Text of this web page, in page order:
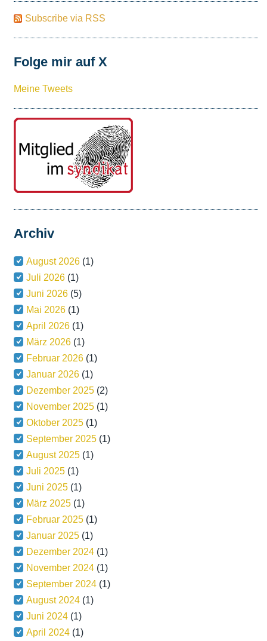
Subscribe via RSS
Folge mir auf X
Meine Tweets
Archiv
August 2026 (1)
Juli 2026 (1)
Juni 2026 (5)
Mai 2026 (1)
April 2026 (1)
März 2026 (1)
Februar 2026 (1)
Januar 2026 (1)
Dezember 2025 (2)
November 2025 (1)
Oktober 2025 (1)
September 2025 (1)
August 2025 (1)
Juli 2025 (1)
Juni 2025 (1)
März 2025 (1)
Februar 2025 (1)
Januar 2025 (1)
Dezember 2024 (1)
November 2024 (1)
September 2024 (1)
August 2024 (1)
Juni 2024 (1)
April 2024 (1)